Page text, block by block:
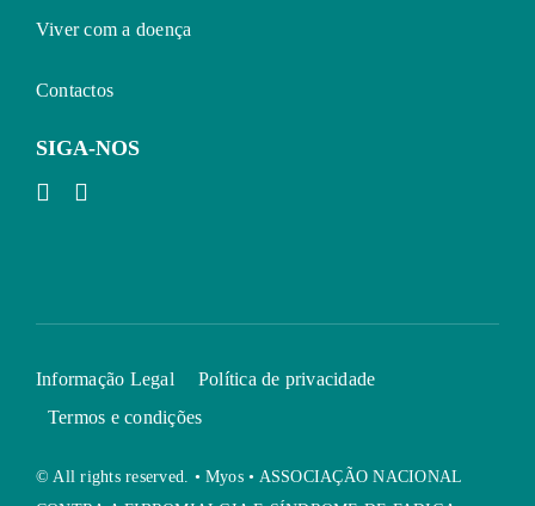
Viver com a doença
Contactos
SIGA-NOS
Informação Legal
Política de privacidade
Termos e condições
© All rights reserved. • Myos • ASSOCIAÇÃO NACIONAL